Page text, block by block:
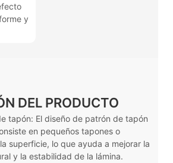
y
DEL PRODUCTO
tapón: El diseño de patrón de tapón
en pequeños tapones o
superficie, lo que ayuda a mejorar la
y la estabilidad de la lámina.